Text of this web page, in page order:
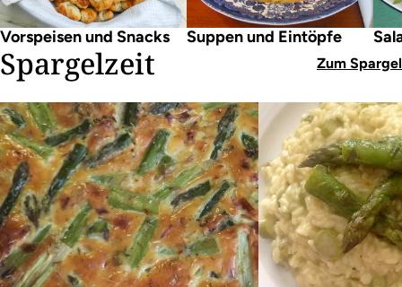
Vorspeisen und Snacks Suppen und Eintöpfe
Spargelzeit Zum Spargel